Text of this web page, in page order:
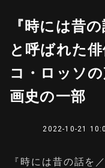
『時には昔
と呼ばれた
コ・ロッソ
画史の一部
2022-10-21
『時には昔の話を